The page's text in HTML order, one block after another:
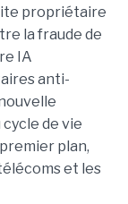
propriétaire
la fraude de
IA
anti-
de vie
plan,
et les